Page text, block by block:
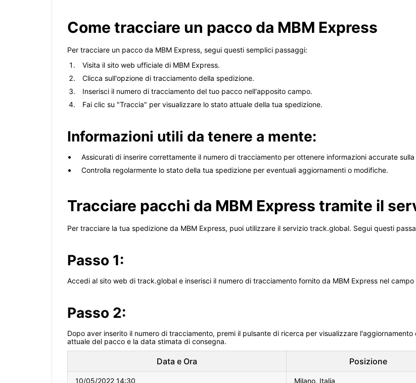
Come tracciare un pacco da MBM Express
Per tracciare un pacco da MBM Express, segui questi semplici passaggi:
Visita il sito web ufficiale di MBM Express.
Clicca sull'opzione di tracciamento della spedizione.
Inserisci il numero di tracciamento del tuo pacco nell'apposito campo.
Fai clic su "Traccia" per visualizzare lo stato attuale della tua spedizione.
Informazioni utili da tenere a mente:
Assicurati di inserire correttamente il numero di tracciamento per ottenere informazioni accurate
Controlla regolarmente lo stato della tua spedizione per eventuali aggiornamenti o modifiche.
Tracciare pacchi da MBM Express tramite il
Per tracciare la tua spedizione da MBM Express, puoi utilizzare il servizio track.global. Segui questi
Passo 1:
Accedi al sito web di track.global e inserisci il numero di tracciamento fornito da MBM Express nel campo
Passo 2:
Dopo aver inserito il numero di tracciamento, premi il pulsante di ricerca per visualizzare
attuale del pacco e la data stimata di consegna.
Data e Ora Posizione
10/05/2022 14:30 Milano, Italia